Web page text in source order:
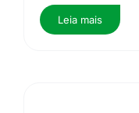
Leia mais